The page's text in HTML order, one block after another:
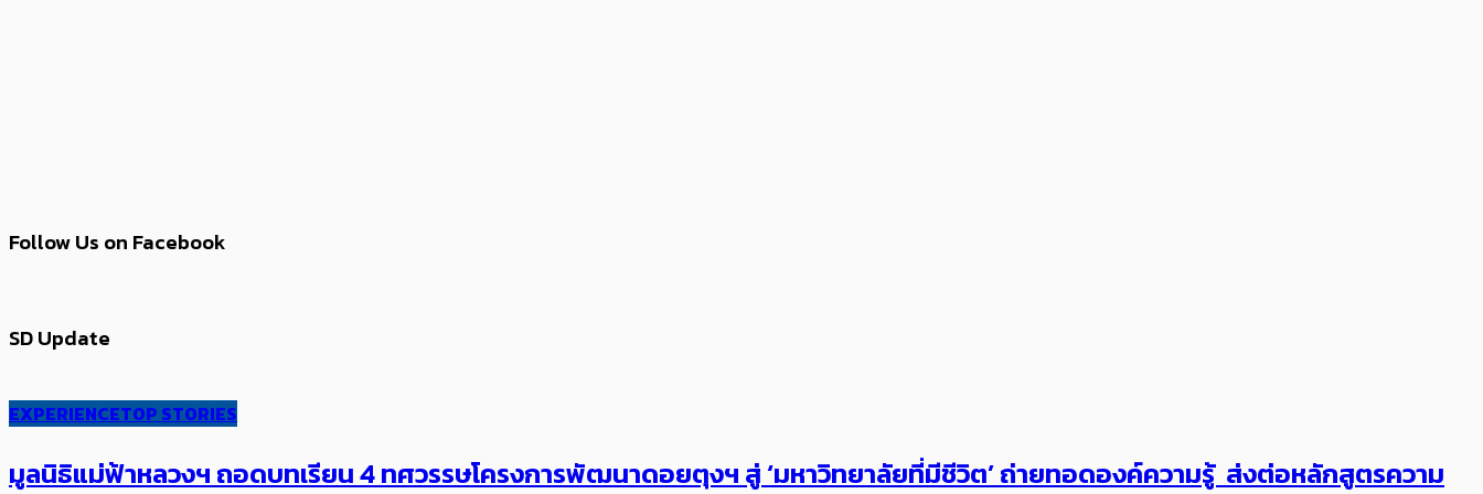
Follow Us on Facebook
SD Update
EXPERIENCETOP STORIES
มูลนิธิแม่ฟ้าหลวงฯ ถอดบทเรียน 4 ทศวรรษโครงการพัฒนาดอยตุงฯ สู่ ‘มหาวิทยาลัยที่มีชีวิต’ ถ่ายทอดองค์ความรู้ ส่งต่อหลักสูตรความ